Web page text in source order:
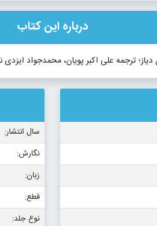
درباره این کتاب
سال انتشار:
نگارش:
زبان:
قطع:
نوع جلد: